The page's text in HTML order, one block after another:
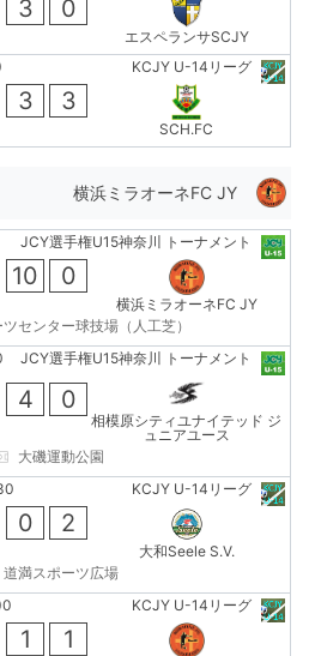
3 0
エスペランサSCJY
KCJY U-14リーグ
3 3
SCH.FC
横浜ミラオーネFC JY
JCY選手権U15神奈川 トーナメント
10 0
横浜ミラオーネFC JY
センター球技場（人工芝）
JCY選手権U15神奈川 トーナメント
4 0
相模原シティユナイテッド ジ
ュニアユース
大磯運動公園
KCJY U-14リーグ
0 2
大和Seele S.V.
道満スポーツ広場
KCJY U-14リーグ
1 1